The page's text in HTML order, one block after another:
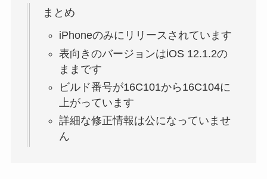
まとめ
iPhoneのみにリリースされています
表向きのバージョンはiOS 12.1.2の
ままです
ビルド番号が16C101から16C104に
上がっています
詳細な修正情報は公になっていませ
ん